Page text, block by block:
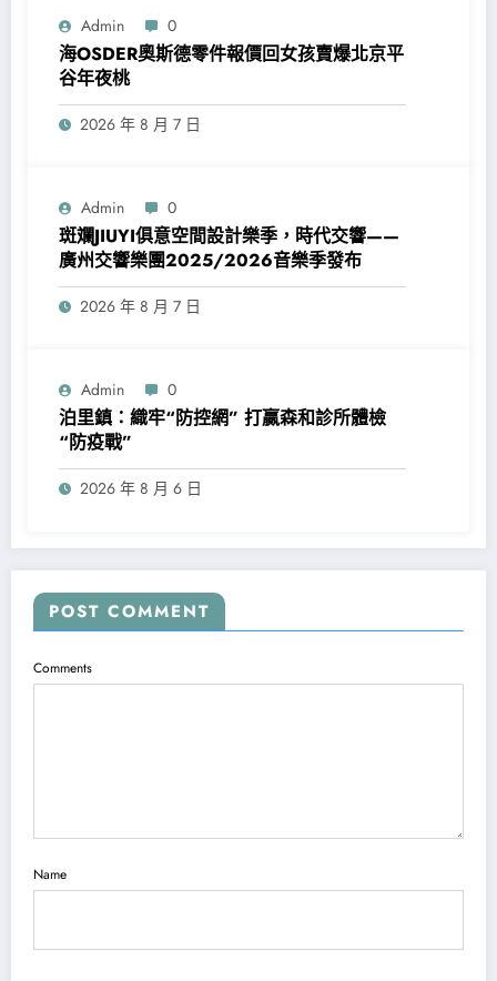
Admin 0
海OSDER奧斯德零件報價回女孩賣爆北京平
谷年夜桃
2026 年 8 月 7 日
Admin 0
斑斕JIUYI俱意空間設計樂季，時代交響——
廣州交響樂團2025/2026音樂季發布
2026 年 8 月 7 日
Admin 0
泊里鎮：織牢“防控網” 打贏森和診所體檢
“防疫戰”
2026 年 8 月 6 日
POST COMMENT
Comments
Name